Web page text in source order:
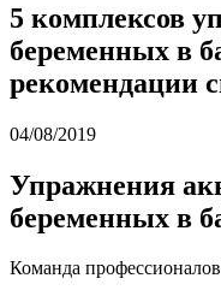
5 комплексов
беременных в
рекомендации
04/08/2019
Упражнения
беременных в
Команда